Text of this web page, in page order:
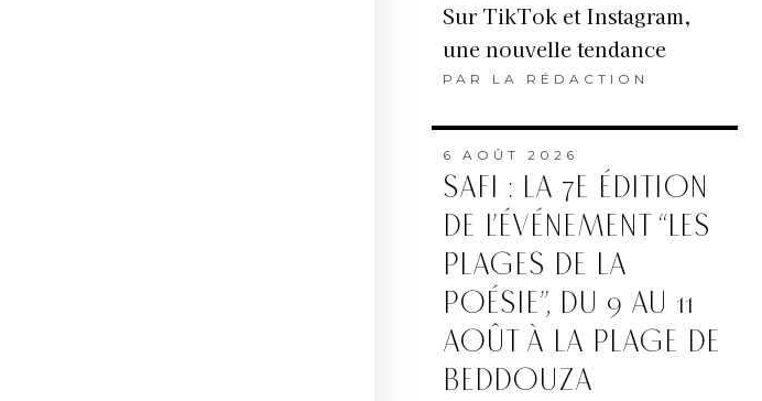
Sur TikTok et Instagram,
une nouvelle tendance
PAR LA RÉDACTION
6 AOÛT 2026
SAFI : LA 7E ÉDITION
DE L’ÉVÉNEMENT “LES
PLAGES DE LA
POÉSIE”, DU 9 AU 11
AOÛT À LA PLAGE DE
BEDDOUZA